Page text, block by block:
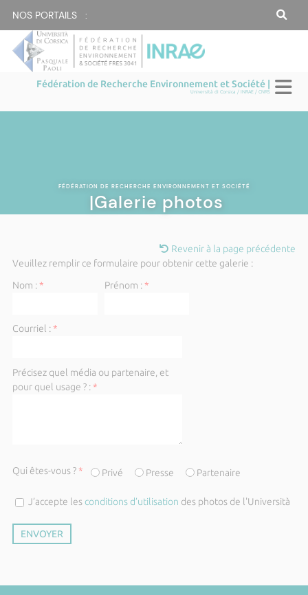
NOS PORTAILS :
Fédération de Recherche Environnement et Société |
Università di Corsica / INRAE / CNRS
FÉDÉRATION DE RECHERCHE ENVIRONNEMENT ET SOCIÉTÉ
|Galerie photos
Revenir à la page précédente
Veuillez remplir ce formulaire pour obtenir cette galerie :
Nom :* Prénom :*
Courriel :*
Précisez quel média ou partenaire, et
pour quel usage ? :*
Qui êtes-vous ?* Privé Presse Partenaire
J’accepte lesconditions d’utilisation des photos de l'Università